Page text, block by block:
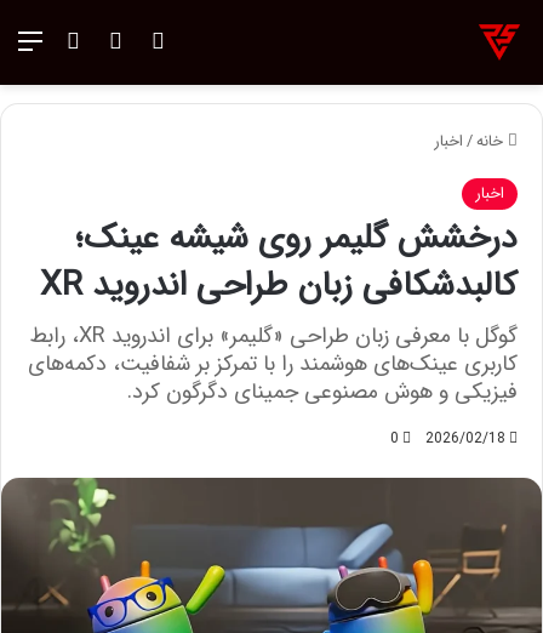
تغییر پوسته ورود
خانه/اخبار
اخبار
درخشش گلیمر روی شیشه عینک؛
کالبدشکافی زبان طراحی اندروید XR
گوگل با معرفی زبان طراحی «گلیمر» برای اندروید XR، رابط
کاربری عینک‌های هوشمند را با تمرکز بر شفافیت، دکمه‌های
فیزیکی و هوش مصنوعی جمینای دگرگون کرد.
2026/02/18
0